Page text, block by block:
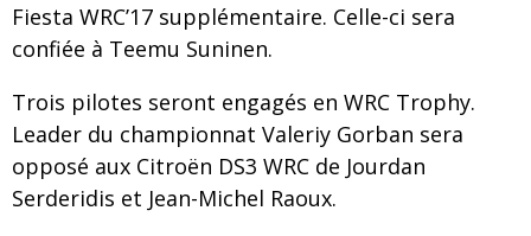
Fiesta WRC’17 supplémentaire. Celle-ci sera
confiée à Teemu Suninen.
Trois pilotes seront engagés en WRC Trophy.
Leader du championnat Valeriy Gorban sera
opposé aux Citroën DS3 WRC de Jourdan
Serderidis et Jean-Michel Raoux.